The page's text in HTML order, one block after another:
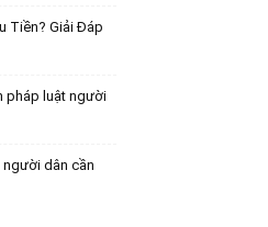
Tiền? Giải Đáp
pháp luật người
người dân cần